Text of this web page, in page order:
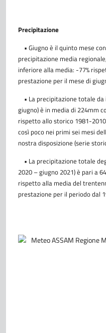
Precipitazione
• Giugno è il quinto mese
precipitazione media
inferiore alla media: -77%
prestazione per il mese di
• La precipitazione totale
giugno) è in media di 224mm
rispetto allo storico 1981-
così poco nei primi sei mesi
nostra disposizione (serie
• La precipitazione totale
2020 – giugno 2021) è pari a
rispetto alla media del
prestazione per il periodo dal